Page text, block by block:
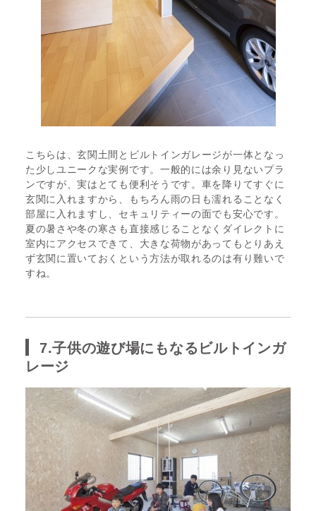
こちらは、玄関土間とビルトインガレージが一体となっ
た少しユニークな実例です。一般的には余り見ないプラ
ンですが、実はとても便利そうです。車を降りてすぐに
玄関に入れますから、もちろん雨の日も濡れることなく
部屋に入れますし、セキュリティーの面でも安心です。
夏の暑さや冬の寒さも直接感じることなくダイレクトに
室内にアクセスできて、大きな荷物があってもとりあえ
ず玄関に置いておくという方法が取れるのは有り難いで
すね。
7.子供の遊び場にもなるビルトインガ
レージ